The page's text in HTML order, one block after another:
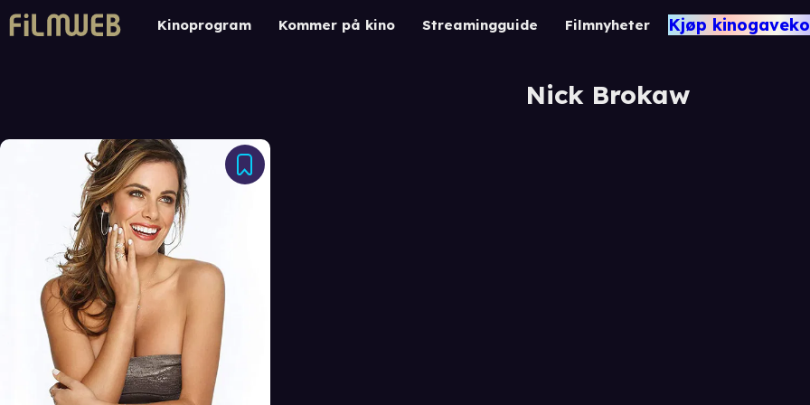
Kinoprogram Kommer på kino Streamingguide Filmnyheter Kjøp
Nick Brokaw